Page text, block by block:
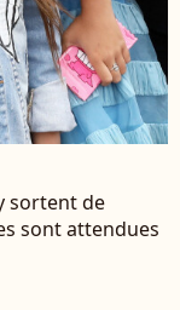
sortent de
sont attendues